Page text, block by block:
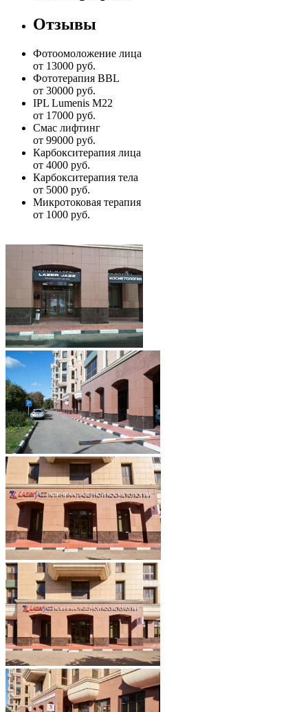
Отзывы
Фотоомоложение лица
от 13000 руб.
Фототерапия BBL
от 30000 руб.
IPL Lumenis M22
от 17000 руб.
Смас лифтинг
от 99000 руб.
Карбокситерапия лица
от 4000 руб.
Карбокситерапия тела
от 5000 руб.
Микротоковая терапия
от 1000 руб.